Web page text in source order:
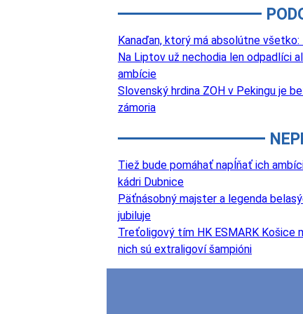
Kanaďan, ktorý má absolútne
Na Liptov už nechodia len odpadlíci
ambície
Slovenský hrdina ZOH v Pekingu je
zámoria
Tiež bude pomáhať napĺňať ich
kádri Dubnice
Päťnásobný majster a legenda
jubiluje
Treťoligový tím HK ESMARK Košice
nich sú extraligoví šampióni